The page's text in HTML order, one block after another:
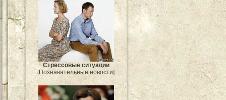
Стрессовые ситуации
[Познавательные новости]